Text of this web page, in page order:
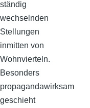
ständig
wechselnden
Stellungen
inmitten von
Wohnvierteln.
Besonders
propagandawirksam
geschieht